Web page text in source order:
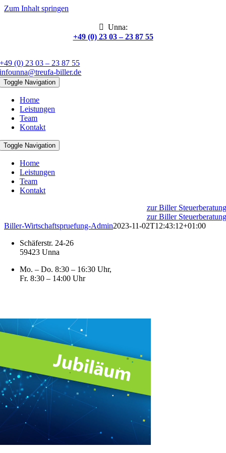
Zum Inhalt springen
 Unna:
+49 (0) 23 03 – 23 87 55
+49 (0) 23 03 – 23 87 55
infounna@treufa-biller.de
Toggle Navigation
Home
Leistungen
Team
Kontakt
Toggle Navigation
Home
Leistungen
Team
Kontakt
zur Biller Steuerberatung
zur Biller Steuerberatung
Biller-Wirtschaftspruefung-Admin2023-11-02T12:43:12+01:00
Schäferstr. 24-26
59423 Unna
Mo. – Do. 8:30 – 16:30 Uhr,
Fr. 8:30 – 14:00 Uhr